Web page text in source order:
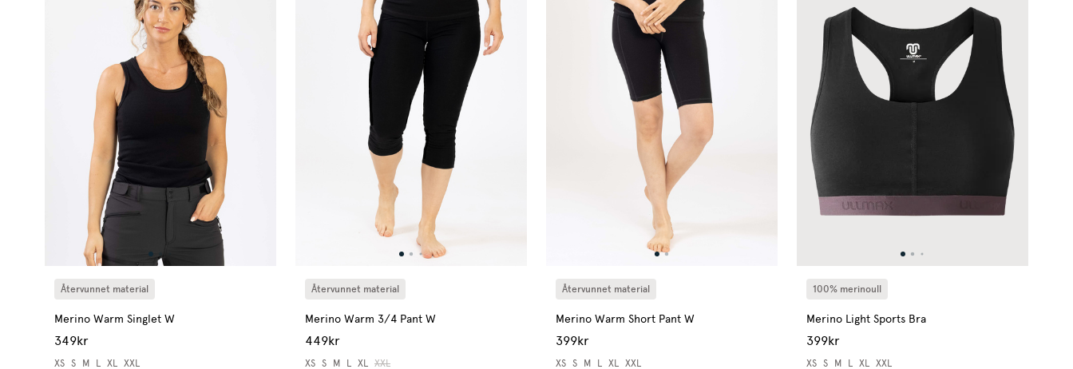
Återvunnet material
Merino Warm Singlet W
349kr
XS S M L XL XXL
Återvunnet material
Merino Warm 3/4 Pant W
449kr
XS S M L XL XXL
Återvunnet material
Merino Warm Short Pant W
399kr
XS S M L XL XXL
100% merinoull
Merino Light Sports Bra
399kr
XS S M L XL XXL